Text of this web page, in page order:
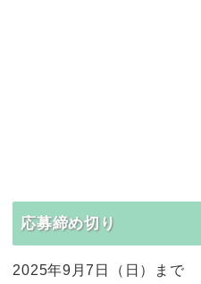
応募締め切り
2025年9月7日（日）まで